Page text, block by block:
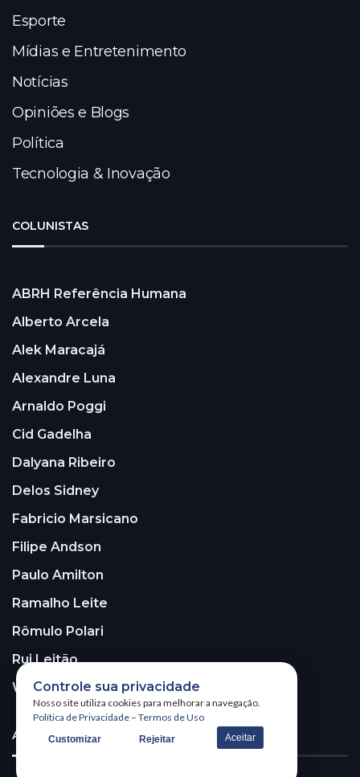
Esporte
Mídias e Entretenimento
Notícias
Opiniões e Blogs
Política
Tecnologia & Inovação
COLUNISTAS
ABRH Referência Humana
Alberto Arcela
Alek Maracajá
Alexandre Luna
Arnaldo Poggi
Cid Gadelha
Dalyana Ribeiro
Delos Sidney
Fabricio Marsicano
Filipe Andson
Paulo Amilton
Ramalho Leite
Rômulo Polari
Rui Leitão
Walter Santos
ASSINE A NOSSA NEWSLETTER!
Controle sua privacidade
Nosso site utiliza cookies para melhorar a navegação.
Política de Privacidade – Termos de Uso
Customizar Rejeitar Aceitar